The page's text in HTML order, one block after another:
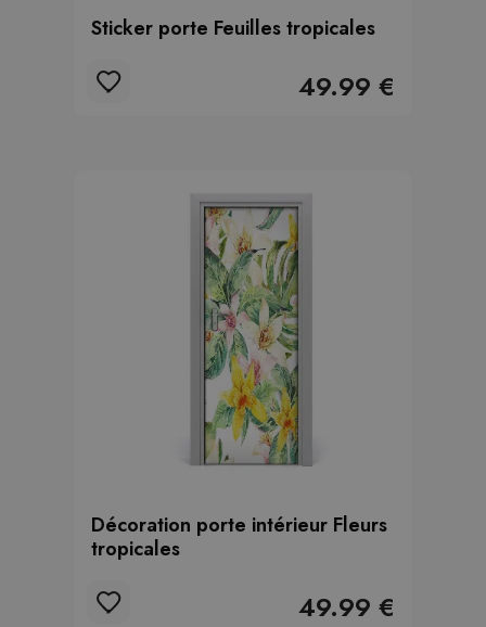
Sticker porte Feuilles tropicales
49.99 €
Décoration porte intérieur Fleurs
tropicales
49.99 €